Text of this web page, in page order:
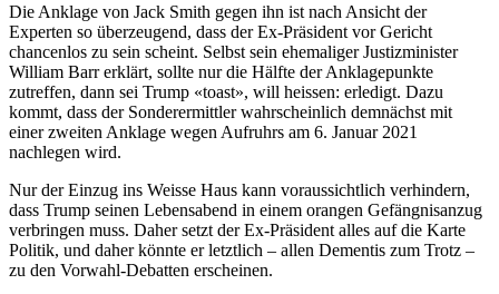
Die Anklage von Jack Smith gegen ihn ist nach Ansicht der
Experten so überzeugend, dass der Ex-Präsident vor Gericht
chancenlos zu sein scheint. Selbst sein ehemaliger Justizminister
William Barr erklärt, sollte nur die Hälfte der Anklagepunkte
zutreffen, dann sei Trump «toast», will heissen: erledigt. Dazu
kommt, dass der Sonderermittler wahrscheinlich demnächst mit
einer zweiten Anklage wegen Aufruhrs am 6. Januar 2021
nachlegen wird.
Nur der Einzug ins Weisse Haus kann voraussichtlich verhindern,
dass Trump seinen Lebensabend in einem orangen Gefängnisanzug
verbringen muss. Daher setzt der Ex-Präsident alles auf die Karte
Politik, und daher könnte er letztlich – allen Dementis zum Trotz –
zu den Vorwahl-Debatten erscheinen.